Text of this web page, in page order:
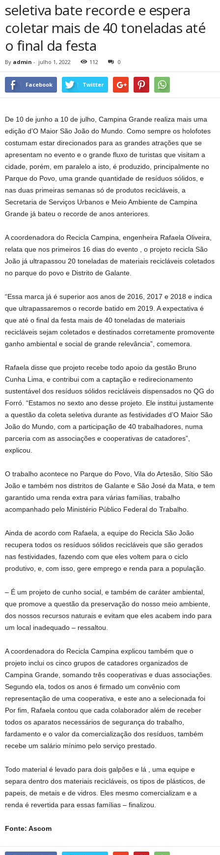
seletiva bate recorde e espera
coletar mais de 40 toneladas até
o final da festa
By admin - julho 1, 2022 112 0
Facebook Twitter
De 10 de junho a 10 de julho, Campina Grande realiza mais uma
edição d’O Maior São João do Mundo. Como sempre os holofotes
costumam estar direcionados para as grandes atrações que se
apresentam no evento e o grande fluxo de turistas que visitam a
cidade, porém, em paralelo a isto, é produzido, principalmente no
Parque do Povo, uma grande quantidade de resíduos sólidos, e
nas duas primeiras semanas só de produtos recicláveis, a
Secretaria de Serviços Urbanos e Meio Ambiente de Campina
Grande já bateu o recorde de anos anteriores.
A coordenadora do Recicla Campina, engenheira Rafaela Oliveira,
relata que nos primeiros 16 dias do evento , o projeto recicla São
João já ultrapassou 20 toneladas de materiais recicláveis coletados
no parque do povo e Distrito de Galante.
“Essa marca já é superior aos anos de 2016, 2017 e 2018 e indica
que ultrapassaremos o recorde batido em 2019. A expectativa é
que até o final da festa mais de 40 toneladas de materiais
recicláveis sejam coletados e destinados corretamente promovente
ganho ambiental e social de grande relevância”, comemora.
Rafaela disse que projeto recebe todo apoio da gestão Bruno
Cunha Lima, e contribui com a captação e redirecionamento
sustentável dos resíduos sólidos recicláveis dispensados no QG do
Forró. “Estamos no sexto ano desse projeto. Ele institui justamente
a questão da coleta seletiva durante as festividades d’O Maior São
João do Mundo, com a participação de 40 trabalhadores, numa
parceria com as associações e cooperativas de catadores”,
explicou.
O trabalho acontece no Parque do Povo, Vila do Artesão, Sítio São
João e também nos distritos de Galante e São José da Mata, e tem
garantido uma renda extra para várias famílias, trabalho
acompanhado pelo Ministério Público Federal do Trabalho.
Ainda de acordo com Rafaela, a equipe do Recicla São João
recupera todos os resíduos sólidos recicláveis que são gerados
nas festividades, fazendo com que eles voltem para o ciclo
produtivo, e, com isso, gere emprego e renda para a população.
– É um projeto de cunho social, e também de caráter ambiental,
que promove a questão da preservação do nosso meio ambiente,
dos nossos recursos naturais e evitam que eles acabem indo para
um local inadequado – ressaltou.
A coordenadora do Recicla Campina explicou também que o
projeto inclui os cinco grupos de catadores organizados de
Campina Grande, somando três cooperativas e duas associações.
Segundo ela, todos os anos é firmado um convênio com
representação de uma cooperativa, e este ano a selecionada foi
Por fim, Rafaela contou que cada colaborador além de receber
todos os aparatos necessários de segurança do trabalho,
fardamento e o valor da comercialização dos resíduos, também
recebe um salário mínimo pelo serviço prestado.
Todo material é levado para dois galpões e lá , uma equipe e
separa dentro dos materiais recicláveis, os tipos de plásticos, de
papeis, de metais e de vidros. Eles mesmo comercializam e a
renda é revertida para essas famílias – finalizou.
Fonte: Ascom